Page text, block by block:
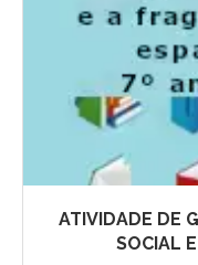
ATIVIDADE DE
SOCIAL